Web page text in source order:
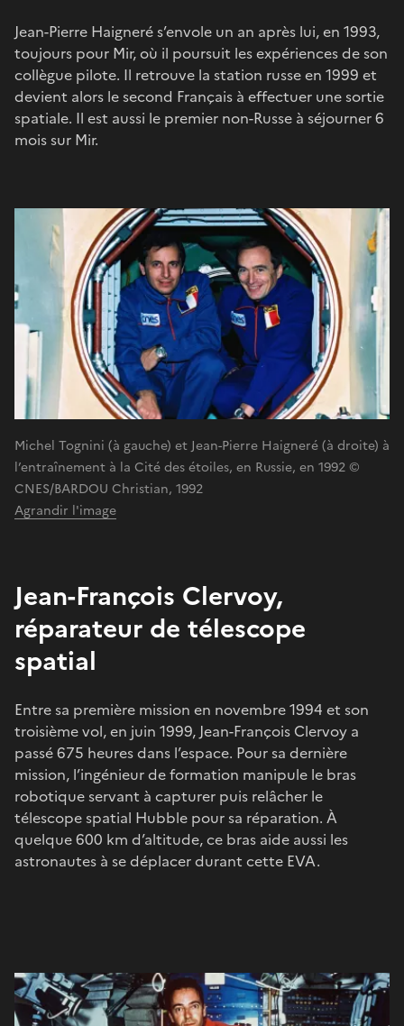
Jean-Pierre Haigneré s’envole un an après lui, en 1993,
toujours pour Mir, où il poursuit les expériences de son
collègue pilote. Il retrouve la station russe en 1999 et
devient alors le second Français à effectuer une sortie
spatiale. Il est aussi le premier non-Russe à séjourner 6
mois sur Mir.
Michel Tognini (à gauche) et Jean-Pierre Haigneré (à droite) à
l’entraînement à la Cité des étoiles, en Russie, en 1992 ©
CNES/BARDOU Christian, 1992
Agrandir l'image
Jean-François Clervoy,
réparateur de télescope
spatial
Entre sa première mission en novembre 1994 et son
troisième vol, en juin 1999, Jean-François Clervoy a
passé 675 heures dans l’espace. Pour sa dernière
mission, l’ingénieur de formation manipule le bras
robotique servant à capturer puis relâcher le
télescope spatial Hubble pour sa réparation. À
quelque 600 km d’altitude, ce bras aide aussi les
astronautes à se déplacer durant cette EVA.